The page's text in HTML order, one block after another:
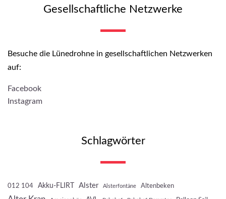
Gesellschaftliche Netzwerke
Besuche die Lünedrohne in gesellschaftlichen Netzwerken
auf:
Facebook
Instagram
Schlagwörter
012 104 Akku-FLIRT Alster Alsterfontäne Altenbeken